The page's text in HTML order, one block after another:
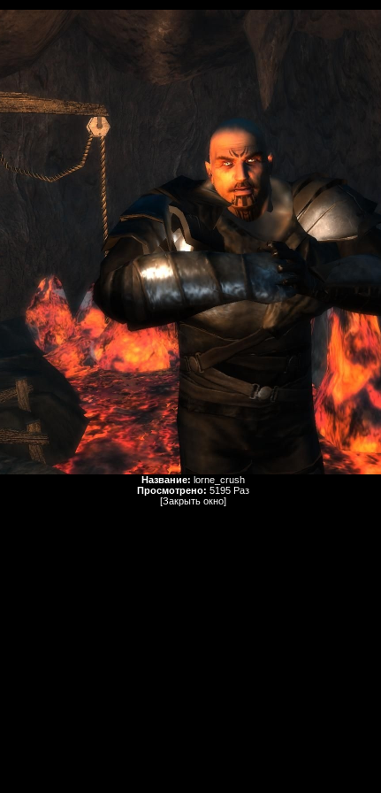
Название: lorne_crush
Просмотрено: 5195 Раз
[Закрыть окно]